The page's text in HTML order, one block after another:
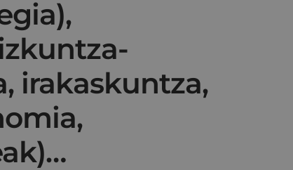
irakaskuntza,